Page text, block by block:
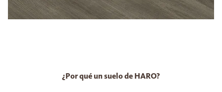
¿Por qué un suelo de HARO?